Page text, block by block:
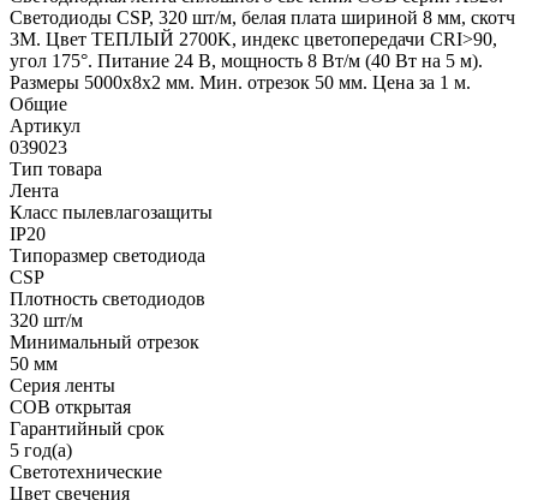
Светодиоды CSP, 320 шт/м, белая плата шириной 8 мм, скотч
3M. Цвет ТЕПЛЫЙ 2700K, индекс цветопередачи CRI>90,
угол 175°. Питание 24 В, мощность 8 Вт/м (40 Вт на 5 м).
Размеры 5000х8х2 мм. Мин. отрезок 50 мм. Цена за 1 м.
Общие
Артикул
039023
Тип товара
Лента
Класс пылевлагозащиты
IP20
Типоразмер светодиода
CSP
Плотность светодиодов
320 шт/м
Минимальный отрезок
50 мм
Серия ленты
COB открытая
Гарантийный срок
5 год(а)
Светотехнические
Цвет свечения